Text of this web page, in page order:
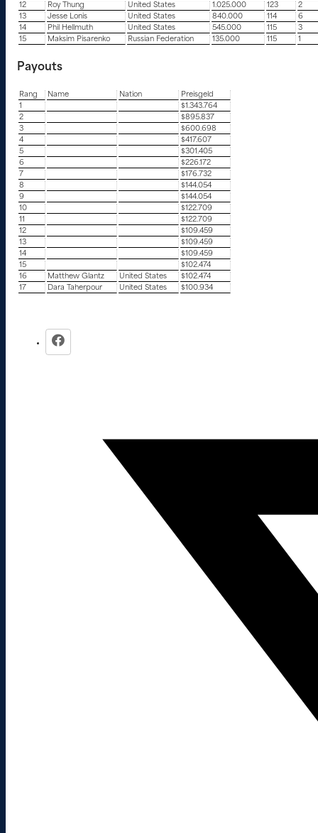
12
Roy Thung United States 1.025.000 123
2
13
Jesse Lonis United States 840.000 114
6
14
Phil Hellmuth United States 545.000 115
3
15
Maksim Pisarenko Russian Federation 135.000 115 1
Payouts
Rang Name Nation
Preisgeld
1
$1.343.764
2
$895.837
3
$600.698
4
$417.607
5
$301.405
6
$226.172
7
$176.732
8
$144.054
9
$144.054
10
$122.709
11
$122.709
12
$109.459
13
$109.459
14
$109.459
15
$102.474
16
Matthew Glantz United States
$102.474
17
Dara Taherpour United States $100.934